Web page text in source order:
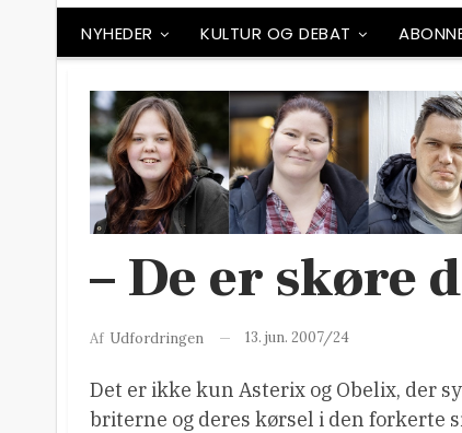
NYHEDER KULTUR OG DEBAT
– De er skøre
Af Udfordringen 13. jun. 2007/24
Det er ikke kun Asterix og Obelix, der
briterne og deres kørsel i den